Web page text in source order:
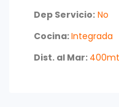
Dep Servicio: No
Cocina:Integrada
Dist. al Mar: